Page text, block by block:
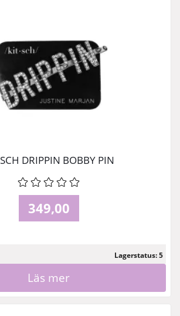
DRIPPIN BOBBY PIN
349,00
Lagerstatus: 5
Läs mer